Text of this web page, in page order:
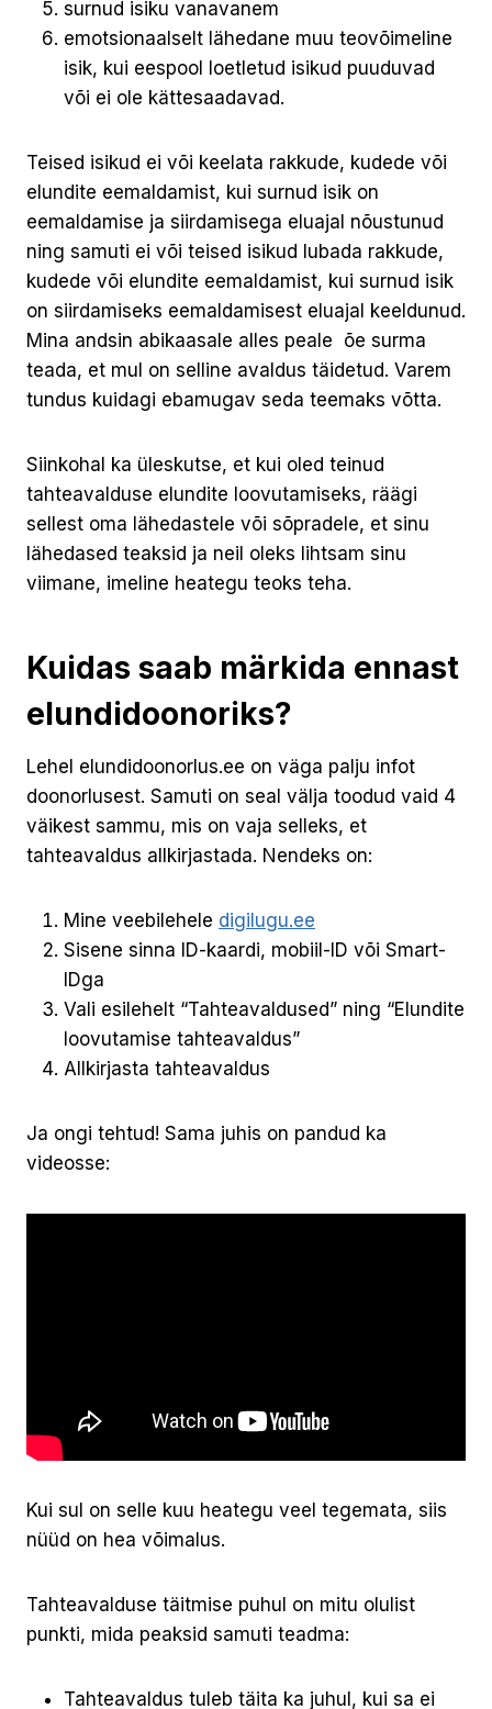
surnud isiku vanavanem
emotsionaalselt lähedane muu teovõimeline
isik, kui eespool loetletud isikud puuduvad
või ei ole kättesaadavad.
Teised isikud ei või keelata rakkude, kudede või
elundite eemaldamist, kui surnud isik on
eemaldamise ja siirdamisega eluajal nõustunud
ning samuti ei või teised isikud lubada rakkude,
kudede või elundite eemaldamist, kui surnud isik
on siirdamiseks eemaldamisest eluajal keeldunud.
Mina andsin abikaasale alles peale õe surma
teada, et mul on selline avaldus täidetud. Varem
tundus kuidagi ebamugav seda teemaks võtta.
Siinkohal ka üleskutse, et kui oled teinud
tahteavalduse elundite loovutamiseks, räägi
sellest oma lähedastele või sõpradele, et sinu
lähedased teaksid ja neil oleks lihtsam sinu
viimane, imeline heategu teoks teha.
Kuidas saab märkida ennast
elundidoonoriks?
Lehel elundidoonorlus.ee on väga palju infot
doonorlusest. Samuti on seal välja toodud vaid 4
väikest sammu, mis on vaja selleks, et
tahteavaldus allkirjastada. Nendeks on:
Mine veebilehele digilugu.ee
Sisene sinna ID-kaardi, mobiil-ID või Smart-
IDga
Vali esilehelt “Tahteavaldused” ning “Elundite
loovutamise tahteavaldus”
Allkirjasta tahteavaldus
Ja ongi tehtud! Sama juhis on pandud ka
videosse:
Kui sul on selle kuu heategu veel tegemata, siis
nüüd on hea võimalus.
Tahteavalduse täitmise puhul on mitu olulist
punkti, mida peaksid samuti teadma:
Tahteavaldus tuleb täita ka juhul, kui sa ei